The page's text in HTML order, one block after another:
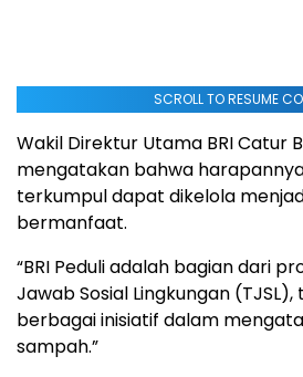
SCROLL TO RESUME
Wakil Direktur Utama BRI Catur
mengatakan bahwa
terkumpul dapat dikelola
bermanfaat.
“BRI Peduli adalah bagian dari
Jawab Sosial Lingkungan
berbagai inisiatif dalam
sampah.”